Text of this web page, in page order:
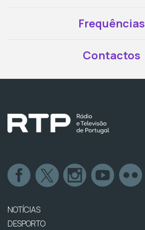
Frequências
Contactos
NOTÍCIAS
DESPORTO